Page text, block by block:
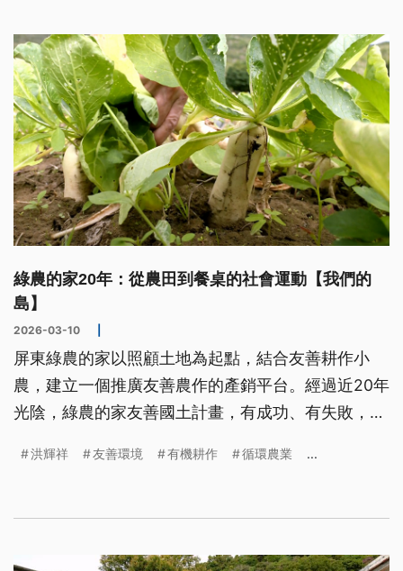
綠農的家20年：從農田到餐桌的社會運動【我們的
島】
2026-03-10
屏東綠農的家以照顧土地為起點，結合友善耕作小
農，建立一個推廣友善農作的產銷平台。經過近20年
光陰，綠農的家友善國土計畫，有成功、有失敗，累
洪輝祥 友善環境 有機耕作 循環農業 ...